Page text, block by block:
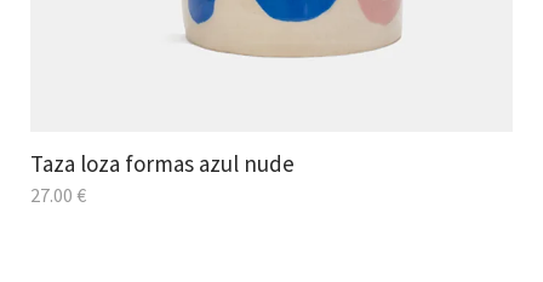
Taza loza formas azul nude
27.00 €